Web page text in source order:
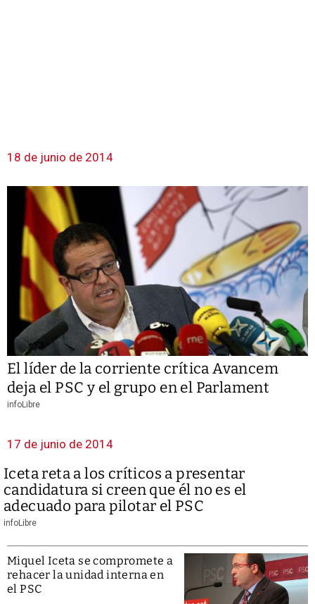
18 de junio de 2014
El líder de la corriente crítica Avancem
deja el PSC y el grupo en el Parlament
infoLibre
17 de junio de 2014
Iceta reta a los críticos a presentar
candidatura si creen que él no es el
adecuado para pilotar el PSC
infoLibre
Miquel Iceta se compromete a
rehacer la unidad interna en
el PSC